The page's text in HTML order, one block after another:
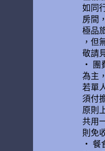
如同
房間，
極品
，但
敬請
• 團
為主
若單
須付
原則
共用
則免
• 餐